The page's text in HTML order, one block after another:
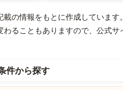
載の情報をもとに作成していま
ることもありますので、公式サ
件から探す